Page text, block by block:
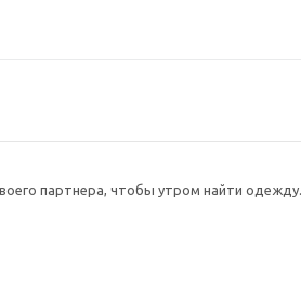
партнера, чтобы утром найти